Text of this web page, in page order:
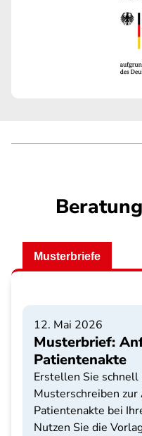
Musterbriefe
12. Mai 2026
Musterbrief:
Patientenakte
Erstellen Sie
Musterschreiben
Patientenakte bei
Nutzen Sie die